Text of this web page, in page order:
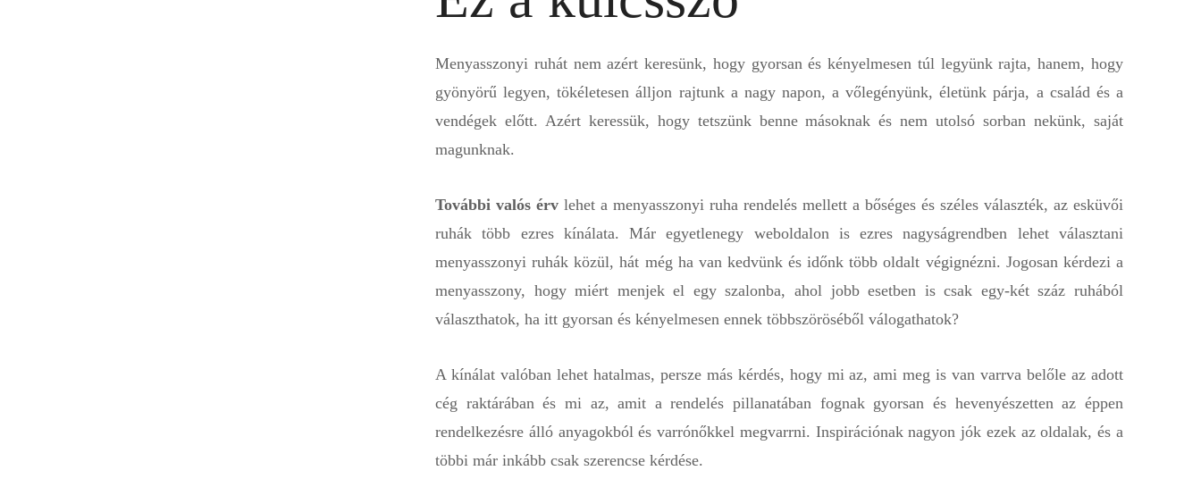
Menyasszonyi ruhát nem azért keresünk, hogy gyorsan és kényelmesen túl legyünk rajta, hanem, hogy
gyönyörű legyen, tökéletesen álljon rajtunk a nagy napon, a vőlegényünk, életünk párja, a család és a
vendégek előtt. Azért keressük, hogy tetszünk benne másoknak és nem utolsó sorban nekünk, saját
magunknak.
További valós érv lehet a menyasszonyi ruha rendelés mellett a bőséges és széles választék, az esküvői
ruhák több ezres kínálata. Már egyetlenegy weboldalon is ezres nagyságrendben lehet választani
menyasszonyi ruhák közül, hát még ha van kedvünk és időnk több oldalt végignézni. Jogosan kérdezi a
menyasszony, hogy miért menjek el egy szalonba, ahol jobb esetben is csak egy-két száz ruhából
választhatok, ha itt gyorsan és kényelmesen ennek többszöröséből válogathatok?
A kínálat valóban lehet hatalmas, persze más kérdés, hogy mi az, ami meg is van varrva belőle az adott
cég raktárában és mi az, amit a rendelés pillanatában fognak gyorsan és hevenyészetten az éppen
rendelkezésre álló anyagokból és varrónőkkel megvarrni. Inspirációnak nagyon jók ezek az oldalak, és a
többi már inkább csak szerencse kérdése.